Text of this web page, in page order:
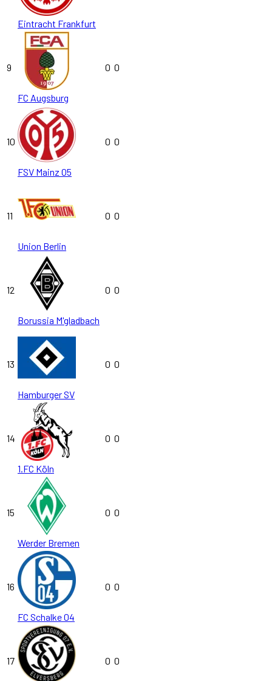
Eintracht Frankfurt
9
FC Augsburg
0 0
10
FSV Mainz 05
0 0
11
Union Berlin
0 0
12
Borussia M'gladbach
0 0
13
Hamburger SV
0 0
14
1.FC Köln
0 0
15
Werder Bremen
0 0
16
FC Schalke 04
0 0
17 0 0